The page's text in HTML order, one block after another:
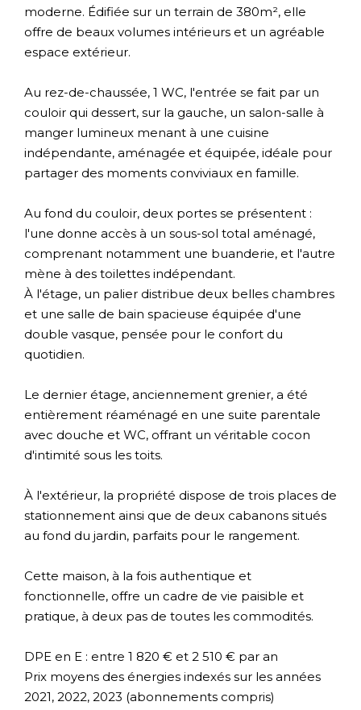
moderne. Édifiée sur un terrain de 380m², elle
offre de beaux volumes intérieurs et un agréable
espace extérieur.
Au rez-de-chaussée, 1 WC, l'entrée se fait par un
couloir qui dessert, sur la gauche, un salon-salle à
manger lumineux menant à une cuisine
indépendante, aménagée et équipée, idéale pour
partager des moments conviviaux en famille.
Au fond du couloir, deux portes se présentent :
l'une donne accès à un sous-sol total aménagé,
comprenant notamment une buanderie, et l'autre
mène à des toilettes indépendant.
À l'étage, un palier distribue deux belles chambres
et une salle de bain spacieuse équipée d'une
double vasque, pensée pour le confort du
quotidien.
Le dernier étage, anciennement grenier, a été
entièrement réaménagé en une suite parentale
avec douche et WC, offrant un véritable cocon
d'intimité sous les toits.
À l'extérieur, la propriété dispose de trois places de
stationnement ainsi que de deux cabanons situés
au fond du jardin, parfaits pour le rangement.
Cette maison, à la fois authentique et
fonctionnelle, offre un cadre de vie paisible et
pratique, à deux pas de toutes les commodités.
DPE en E : entre 1 820 € et 2 510 € par an
Prix moyens des énergies indexés sur les années
2021, 2022, 2023 (abonnements compris)